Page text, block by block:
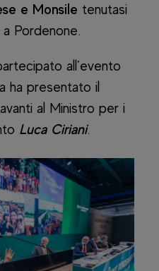
e Monsile tenutasi
Pordenone.
all’evento
ha presentato il
al Ministro per i
Luca Ciriani.